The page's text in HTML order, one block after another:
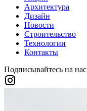
Архитектура
Дизайн
Новости
Строительство
Технологии
Контакты
Подписывайтесь на нас